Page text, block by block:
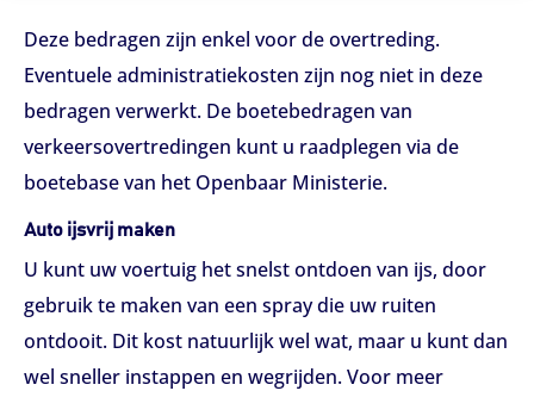
Deze bedragen zijn enkel voor de overtreding.
Eventuele administratiekosten zijn nog niet in deze
bedragen verwerkt. De boetebedragen van
verkeersovertredingen kunt u raadplegen via de
boetebase van het Openbaar Ministerie.
Auto ijsvrij maken
U kunt uw voertuig het snelst ontdoen van ijs, door
gebruik te maken van een spray die uw ruiten
ontdooit. Dit kost natuurlijk wel wat, maar u kunt dan
wel sneller instappen en wegrijden. Voor meer